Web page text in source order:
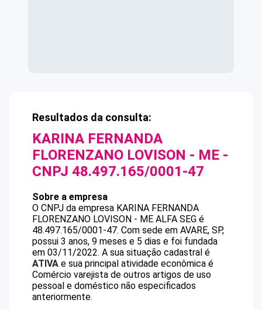
Resultados da consulta:
KARINA FERNANDA
FLORENZANO LOVISON - ME -
CNPJ 48.497.165/0001-47
Sobre a empresa
O CNPJ da empresa KARINA FERNANDA
FLORENZANO LOVISON - ME ALFA SEG é
48.497.165/0001-47. Com sede em AVARE, SP,
possui 3 anos, 9 meses e 5 dias e foi fundada
em 03/11/2022. A sua situação cadastral é
ATIVA e sua principal atividade econômica é
Comércio varejista de outros artigos de uso
pessoal e doméstico não especificados
anteriormente.